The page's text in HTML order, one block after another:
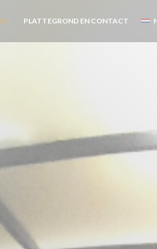
((OPENT IN EEN NIEUW VENSTER))
PLATTEGROND EN CONTACT